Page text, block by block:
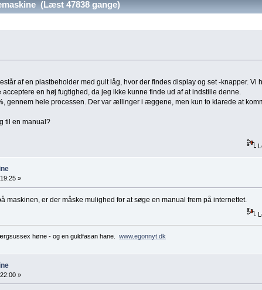
(Læst 47838 gange)
af en plastbeholder med gult låg, hvor der findes display og set -knapper. Vi
en høj fugtighed, da jeg ikke kunne finde ud af at indstille denne.
gennem hele processen. Der var ællinger i æggene, men kun to klarede at
til en manual?
»
maskinen, er der måske mulighed for at søge en manual frem på internettet.
høne - og en guldfasan hane. www.egonnyt.dk
»